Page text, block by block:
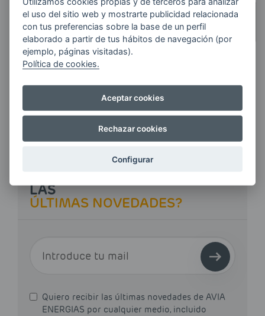
CUANTOS MÁS LITROS
PIDAS,MÁS AHORRAS
LAS
ÚLTIMAS NOVEDADES?
Quiero recibir las últimas novedades de AVIA
ENERGIAS por cualquier medio, incluido
el uso del sitio web y mostrarte publicidad relacionada
con tus preferencias sobre la base de un perfil
elaborado a partir de tus hábitos de navegación (por
ejemplo, páginas visitadas).
Política de cookies.
Aceptar cookies
Rechazar cookies
Configurar